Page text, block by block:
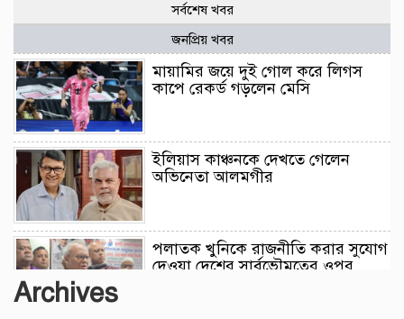
সর্বশেষ খবর
জনপ্রিয় খবর
মায়ামির জয়ে দুই গোল করে লিগস
কাপে রেকর্ড গড়লেন মেসি
ইলিয়াস কাঞ্চনকে দেখতে গেলেন
অভিনেতা আলমগীর
পলাতক খুনিকে রাজনীতি করার সুযোগ
দেওয়া দেশের সার্বভৌমত্বের ওপর
Archives